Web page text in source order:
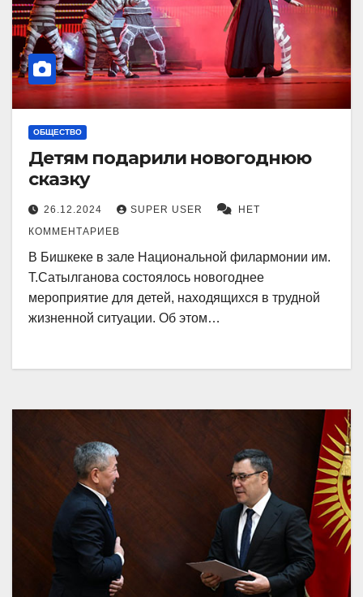
ОБЩЕСТВО
Детям подарили новогоднюю
сказку
26.12.2024 SUPER USER
НЕТ
КОММЕНТАРИЕВ
В Бишкеке в зале Нацио­нальной филармонии им.
Т.Сатылганова состоялось новогоднее
мероприятие для детей, находящихся в трудной
жизненной ситуации. Об этом…